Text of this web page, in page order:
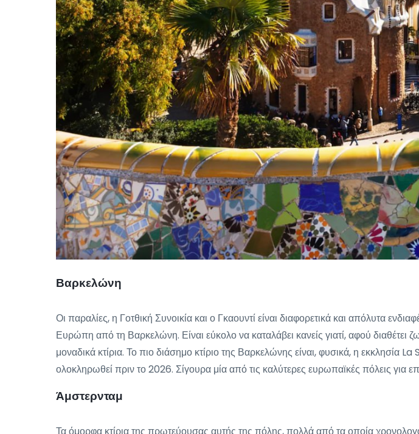
Βαρκελώνη
Οι παραλίες, η Γοτθική Συνοικία και ο Γκαουντί είναι διαφορετικά και απόλυτα
Ευρώπη από τη Βαρκελώνη. Είναι εύκολο να καταλάβει κανείς γιατί, αφού διαθέτει
μοναδικά κτίρια. Το πιο διάσημο κτίριο της Βαρκελώνης είναι, φυσικά, η εκκλησία
ολοκληρωθεί πριν το 2026. Σίγουρα μία από τις καλύτερες ευρωπαϊκές πόλεις για
Άμστερνταμ